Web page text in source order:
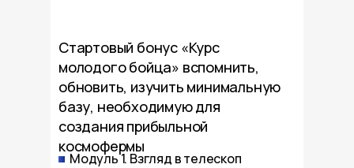
Стартовый бонус «Курс
молодого бойца» вспомнить,
обновить, изучить минимальную
базу, необходимую для
создания прибыльной
космофермы
Модуль 1. Взгляд в телескоп